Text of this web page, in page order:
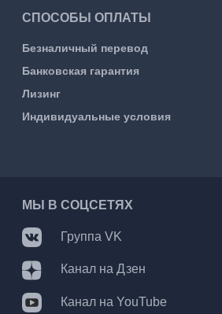
СПОСОБЫ ОПЛАТЫ
Безналичный перевод
Банковская гарантия
Лизинг
Индивидуальные условия
МЫ В СОЦСЕТЯХ
Группа VK
Канал на Дзен
Канал на YouTube